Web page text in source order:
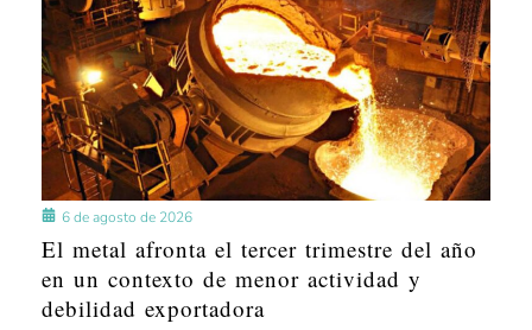
6 de agosto de 2026
El metal afronta el tercer trimestre del año
en un contexto de menor actividad y
debilidad exportadora